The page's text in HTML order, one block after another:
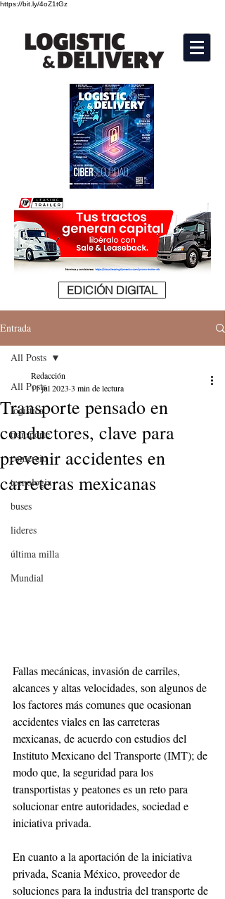
https://bit.ly/4oZ1tGz
EDICIÓN DIGITAL
Entrada
All Posts
logistica
transporte
comercio
tecnologia
buses
lideres
última milla
Mundial
All Posts
Transporte pensado en
conductores, clave para
prevenir accidentes en
carreteras mexicanas
Redacción
11 jul 2023 3 min de lectura
Fallas mecánicas, invasión de carriles,
alcances y altas velocidades, son algunos de
los factores más comunes que ocasionan
accidentes viales en las carreteras
mexicanas, de acuerdo con estudios del
Instituto Mexicano del Transporte (IMT); de
modo que, la seguridad para los
transportistas y peatones es un reto para
solucionar entre autoridades, sociedad e
iniciativa privada.
En cuanto a la aportación de la iniciativa
privada, Scania México, proveedor de
soluciones para la industria del transporte de